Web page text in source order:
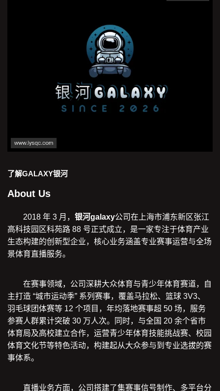
了解GALAXY银河
About Us
2018 年 3 月， 银河galaxy公司在上海市浦东新区张江
高科技园区科苑路 88 号正式成立，是一家专注于体育产业
生态构建的创新型企业，核心业务涵盖专业赛事运营与全场
景体育直播服务。
在赛事领域，公司深耕大众体育与青少年体育赛道，自
主打造 “城市运动季” 系列赛事，覆盖马拉松、篮球 3V3、
羽毛球团体赛等 12 个项目，年均落地赛事超 50 场，服务
参赛人群累计突破 30 万人次。同时，与全国 20 余个省市
体育局及高校建立合作，运营青少年体育技能挑战赛、校园
体育文化节等特色活动，构建起从大众参与到专业选拔的赛
事体系。
直播业务方面，公司搭建了集赛事信号制作、多平台分